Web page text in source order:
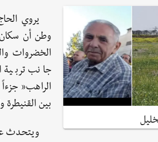
وطن أن سكان
الخضروات
جانب تربية
الراهب”
بين القنيطرة
ويتحدث